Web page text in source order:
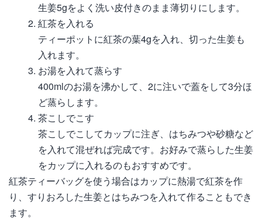
生姜5gをよく洗い皮付きのまま薄切りにします。
紅茶を入れる
ティーポットに紅茶の葉4gを入れ、切った生姜も
入れます。
お湯を入れて蒸らす
400mlのお湯を沸かして、2に注いで蓋をして3分ほ
ど蒸らします。
茶こしでこす
茶こしでこしてカップに注ぎ、はちみつや砂糖など
を入れて混ぜれば完成です。お好みで蒸らした生姜
をカップに入れるのもおすすめです。
紅茶ティーバッグを使う場合はカップに熱湯で紅茶を作
り、すりおろした生姜とはちみつを入れて作ることもでき
ます。